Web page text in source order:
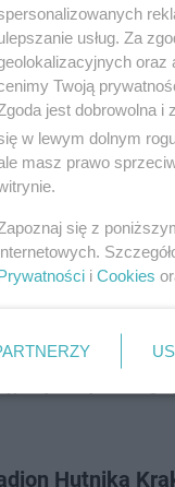
przed
nowego
kolejce
Hutnika
usług. Za
oraz
Twoją
jest dobrowolna
w lewym dolnym
masz prawo
się z
i Cookies